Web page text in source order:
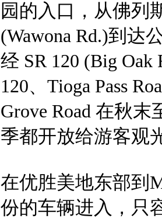
园的入口，从佛列
(Wawona Rd.)到达
经 SR 120 (Big
120、Tioga Pass
Grove Road 在秋
季都开放给游客观
在优胜美地东部到
份的车辆进入，只